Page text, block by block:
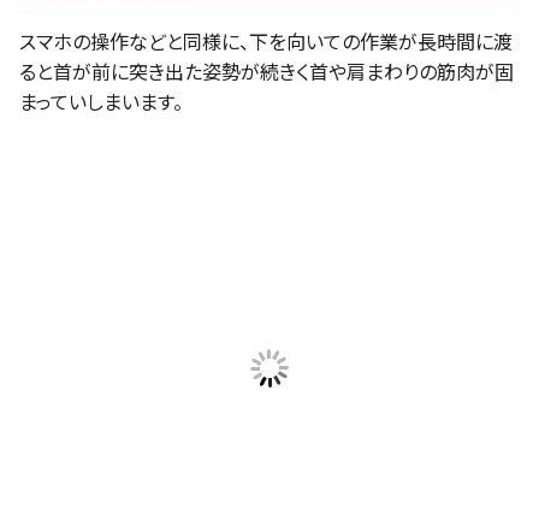
スマホの操作などと同様に、下を向いての作業が長時間に渡
ると首が前に突き出た姿勢が続きく首や肩まわりの筋肉が固
まっていしまいます。